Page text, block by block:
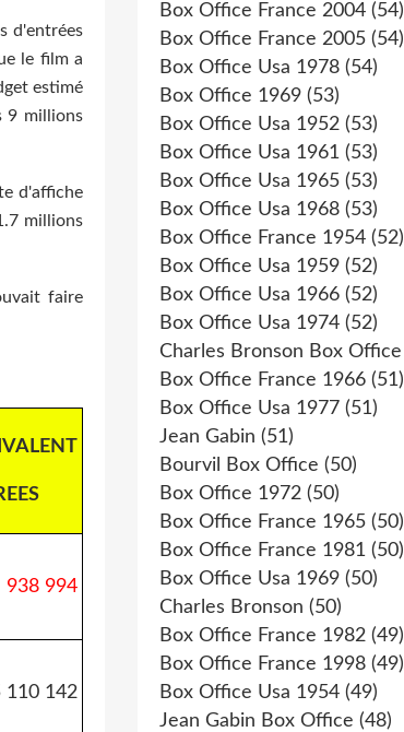
d'entrées
le film a
estimé
9 millions
d'affiche
millions
faire
938 994
110 142
Box Office France 2004 (54)
Box Office France 2005 (54)
Box Office Usa 1978 (54)
Box Office 1969 (53)
Box Office Usa 1952 (53)
Box Office Usa 1961 (53)
Box Office Usa 1965 (53)
Box Office Usa 1968 (53)
Box Office France 1954 (52)
Box Office Usa 1959 (52)
Box Office Usa 1966 (52)
Box Office Usa 1974 (52)
Charles Bronson Box Office
Box Office France 1966 (51)
Box Office Usa 1977 (51)
Jean Gabin (51)
Bourvil Box Office (50)
Box Office 1972 (50)
Box Office France 1965 (50)
Box Office France 1981 (50)
Box Office Usa 1969 (50)
Charles Bronson (50)
Box Office France 1982 (49)
Box Office France 1998 (49)
Box Office Usa 1954 (49)
Jean Gabin Box Office (48)